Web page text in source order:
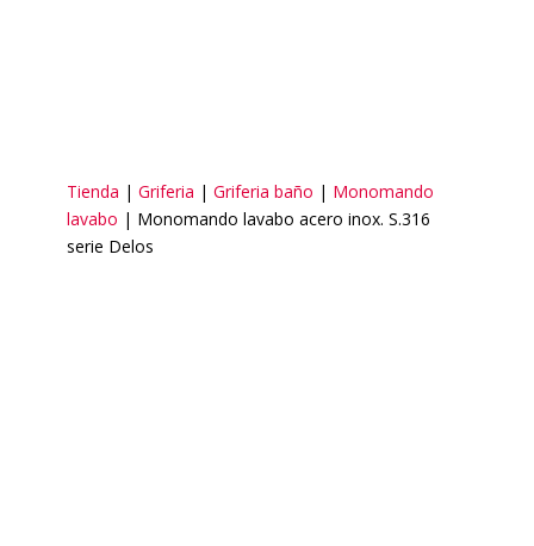
Tienda | Griferia | Griferia baño | Monomando
lavabo | Monomando lavabo acero inox. S.316
serie Delos